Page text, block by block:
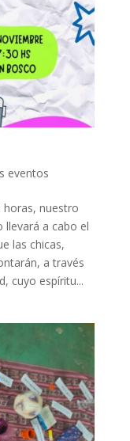
eventos
horas, nuestro
llevará a cabo el
las chicas,
a través
cuyo espíritu...